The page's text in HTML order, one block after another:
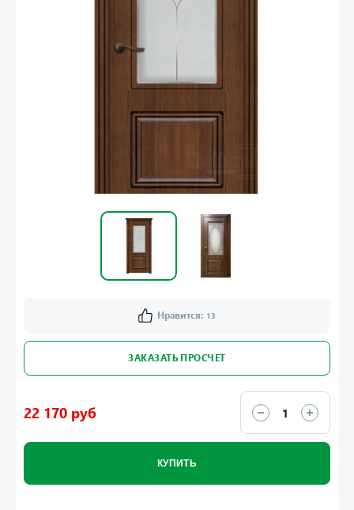
Нравится: 13
ЗАКАЗАТЬ ПРОСЧЕТ
22 170 руб
КУПИТЬ